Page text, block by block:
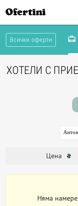
Ofertini
Всички оферти
ХОТЕЛИ С
Цена
Няма